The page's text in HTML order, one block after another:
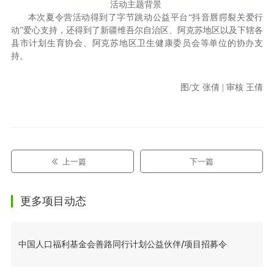
活动主题背景
本次夏令营活动得到了字节跳动公益平台“抖音唇腭裂关爱行
动”爱心支持，还得到了新疆维吾尔自治区、阿克苏地区以及下辖各
县市计划生育协会、阿克苏地区卫生健康委员会等单位的协办支
持。
图/文 张倩 | 审核 王倩
上一篇 下一篇
更多项目动态
中国人口福利基金会善路同行计划公益伙伴/项目招募令